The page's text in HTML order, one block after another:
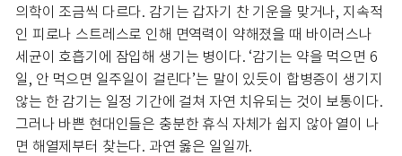
의학이 조금씩 다르다. 감기는 갑자기 찬 기운을 맞거나, 지속적
인 피로나 스트레스로 인해 면역력이 약해졌을 때 바이러스나
세균이 호흡기에 잠입해 생기는 병이다. ‘감기는 약을 먹으면 6
일, 안 먹으면 일주일이 걸린다’는 말이 있듯이 합병증이 생기지
않는 한 감기는 일정 기간에 걸쳐 자연 치유되는 것이 보통이다.
그러나 바쁜 현대인들은 충분한 휴식 자체가 쉽지 않아 열이 나
면 해열제부터 찾는다. 과연 옳은 일일까.